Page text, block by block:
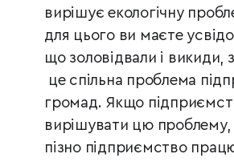
вирішує екологічну
для цього ви маєте
що золовідвали і викиди,
це спільна проблема
громад. Якщо
вирішувати цю проблему,
пізно підприємство